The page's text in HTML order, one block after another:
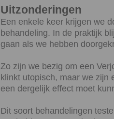
Uitzonderingen
Een enkele keer krijgen we
behandeling. In de praktijk
gaan als we hebben
Zo zijn we bezig om een
klinkt utopisch, maar we zijn
een dergelijk effect moet
Dit soort behandelingen